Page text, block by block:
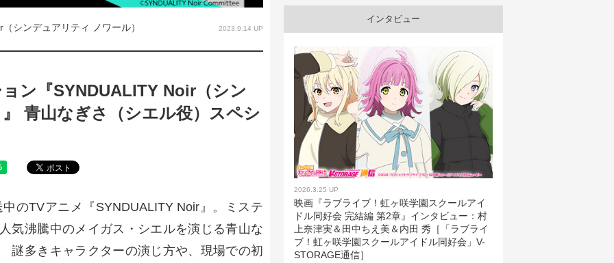
ンデュアリティ ノワール） 2023.9.14 UP
ン『SYNDUALITY Noir（シン
青山なぎさ（シエル役）スペシ
のTVアニメ『SYNDUALITY Noir』。ミステ
気沸騰中のメイガス・シエルを演じる青山な
多きキャラクターの演じ方や、現場での初
インタビュー
2026.3.25 UP
映画『ラブライブ！虹ヶ咲学園スクールアイ
ドル同好会 完結編 第2章』インタビュー：村
上奈津実＆田中ちえ美＆内田 秀［「ラブライ
ブ！虹ヶ咲学園スクールアイドル同好会」V-
STORAGE通信］